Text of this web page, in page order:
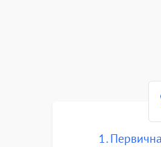
Электронные
1.